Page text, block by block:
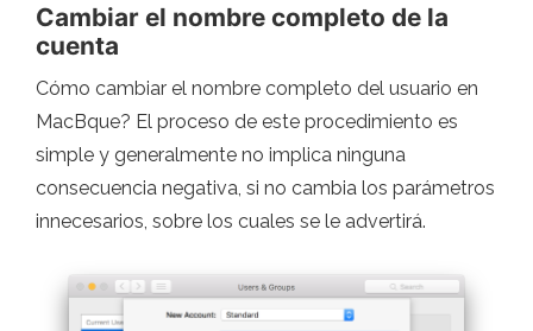
Cambiar el nombre completo de la
cuenta
Cómo cambiar el nombre completo del usuario en
MacBque? El proceso de este procedimiento es
simple y generalmente no implica ninguna
consecuencia negativa, si no cambia los parámetros
innecesarios, sobre los cuales se le advertirá.